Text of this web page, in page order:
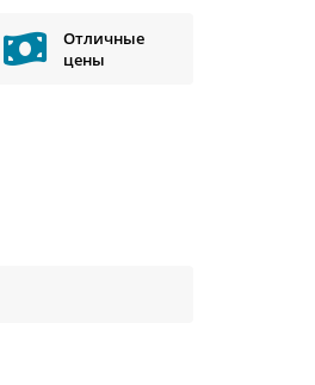
Отличные
цены